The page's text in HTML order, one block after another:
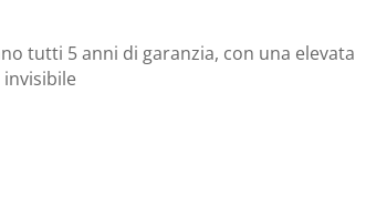
tutti 5 anni di garanzia, con una elevata